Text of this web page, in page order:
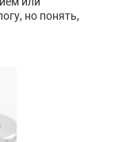
но понять,